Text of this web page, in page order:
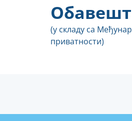
(у складу са
приватности)